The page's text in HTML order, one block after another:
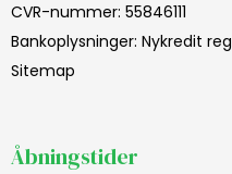
CVR-nummer: 55846111
Bankoplysninger: Nykredit
Sitemap
Åbningstider